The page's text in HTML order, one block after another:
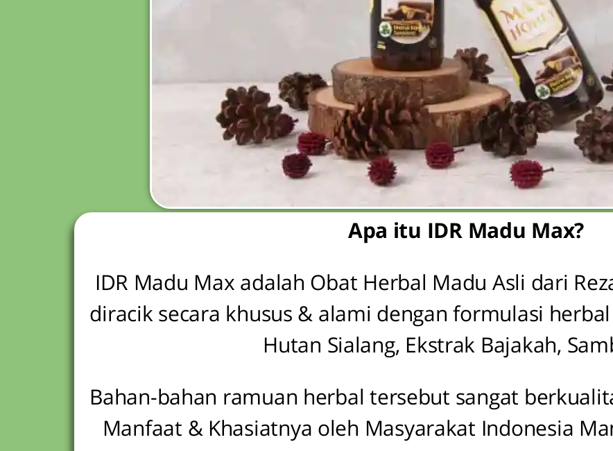
Apa itu IDR Madu Max?
IDR Madu Max adalah Obat Herbal Madu Asli dari
diracik secara khusus & alami dengan formulasi
Hutan Sialang, Ekstrak Bajakah,
Bahan-bahan ramuan herbal tersebut sangat
Manfaat & Khasiatnya oleh Masyarakat Indonesia